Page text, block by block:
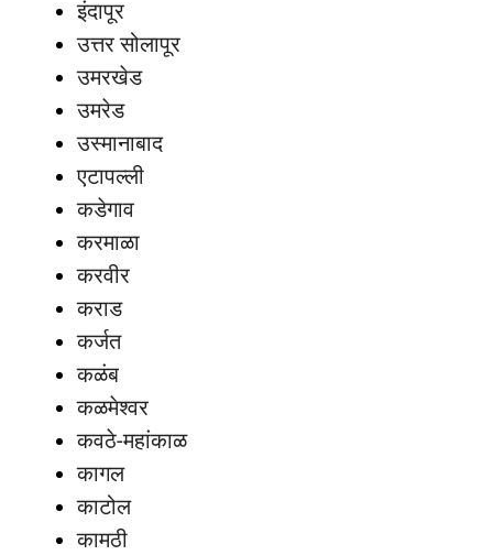
इंदापूर
उत्तर सोलापूर
उमरखेड
उमरेड
उस्मानाबाद
एटापल्ली
कडेगाव
करमाळा
करवीर
कराड
कर्जत
कळंब
कळमेश्वर
कवठे-महांकाळ
कागल
काटोल
कामठी